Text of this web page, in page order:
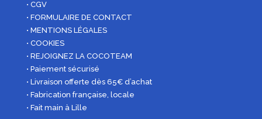
• CGV
• FORMULAIRE DE CONTACT
• MENTIONS LÉGALES
• COOKIES
• REJOIGNEZ LA COCOTEAM
• Paiement sécurisé
• Livraison offerte dès 65€ d’achat
• Fabrication française, locale
• Fait main à Lille